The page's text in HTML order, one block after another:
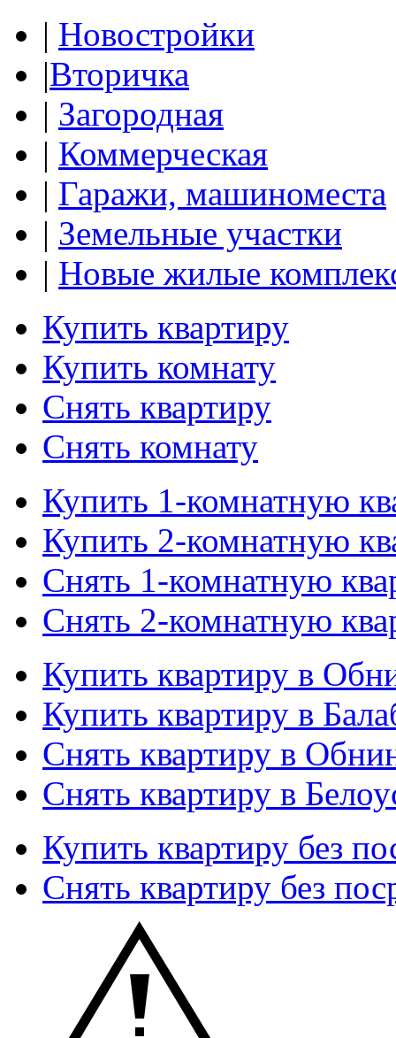
| Новостройки
|Вторичка
| Загородная
| Коммерческая
| Гаражи, машиноместа
| Земельные участки
| Новые жилые
Купить квартиру
Купить комнату
Снять квартиру
Снять комнату
Купить 1-комнатную
Купить 2-комнатную
Снять 1-комнатную
Снять 2-комнатную
Купить квартиру в
Купить квартиру в
Снять квартиру в
Снять квартиру в
Купить квартиру без
Снять квартиру без